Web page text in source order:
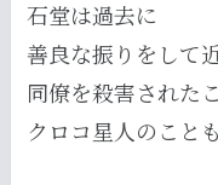
石堂は過去に
善良な振りをして
同僚を殺害された
クロコ星人のこと